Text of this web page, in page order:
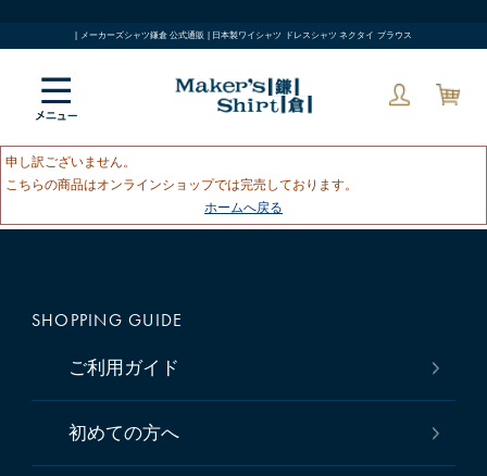
| メーカーズシャツ鎌倉 公式通販 | 日本製ワイシャツ ドレスシャツ ネクタイ ブラウス
申し訳ございません。
こちらの商品はオンラインショップでは完売しております。
ホームへ戻る
SHOPPING GUIDE
ご利用ガイド
初めての方へ